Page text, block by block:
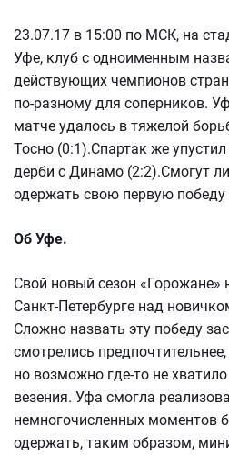
23.07.17 в 15:00 по МСК, на
Уфе, клуб с одноименным
действующих чемпионов
по-разному для соперников.
матче удалось в тяжелой
Тосно (0:1).Спартак же
дерби с Динамо (2:2).Смогут
одержать свою первую
Об Уфе.
Свой новый сезон «Горожане»
Санкт-Петербурге над
Сложно назвать эту победу
смотрелись
но возможно где-то не
везения. Уфа смогла
немногочисленных моментов
одержать, таким образом,